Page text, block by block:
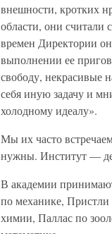
внешности, кротких
области, они считали
времен Директории
выполнении ее
свободу, некрасивые
себя иную задачу и
холодному идеалу».
Мы их часто
нужны. Институт —
В академии
по механике,
химии, Паллас по